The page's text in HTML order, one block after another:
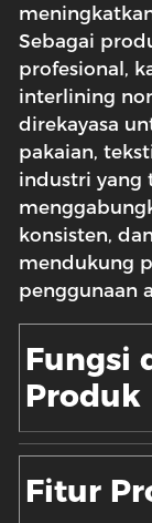
Sebagai
profesional,
interlining
direkayasa
pakaian,
industri yang
konsisten,
mendukung
penggunaan
Fungsi
Produk
Fitur